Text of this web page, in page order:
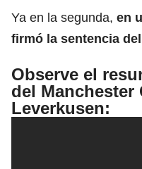
Ya en la segunda, en
firmó la sentencia
Observe el
del Manchester
Leverkusen: